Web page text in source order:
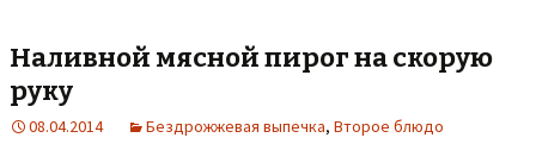
Наливной мясной пирог на скорую
руку
08.04.2014 Бездрожжевая выпечка, Второе блюдо